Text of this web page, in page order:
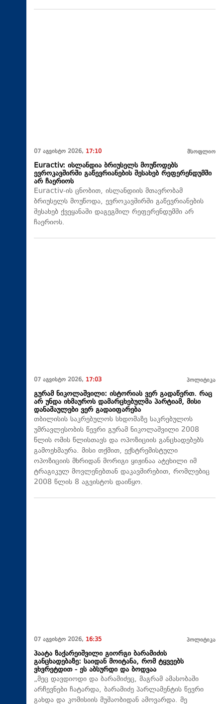
07 აგვისტო 2026, 17:10 მსოფლიო
Euractiv: ისლანდია ბრიუსელს მოუწოდებს
ევროკავშირში გაწევრიანების შესახებ რეფერენდუმში
არ ჩაერიოს
Euractiv-ის ცნობით, ისლანდიის მთავრობამ
ბრიუსელს მოუწოდა, ევროკავშირში გაწევრიანების
შესახებ ქვეყანაში დაგეგმილ რეფერენდუმში არ
ჩაერიოს.
07 აგვისტო 2026, 17:03 პოლიტიკა
გურამ ნიკოლაშვილი: ისტორიას ვერ გადაწერთ. რაც
არ უნდა იხმაუროს დამარცხებულმა პარტიამ, მისი
დანაშაულები ვერ გადაიფარება
თბილისის საკრებულოს სხდომაზე საკრებულოს
უმრავლესობის წევრი გურამ ნიკოლაშვილი 2008
წლის ომის წლისთავს და ოპოზიციის განცხადებებს
გამოეხმაურა. მისი თქმით, ექსტრემისტული
ოპოზიციის მხრიდან მორიგი ყიჟინაა ატეხილი იმ
ტრაგიკულ მოვლენებთან დაკავშირებით, რომლებიც
2008 წლის 8 აგვისტოს დაიწყო.
07 აგვისტო 2026, 16:35 პოლიტიკა
პაატა ზაქარეიშვილი გიორგი ბარამიძის
განცხადებაზე: საიდან მოიტანა, რომ ტყვეებს
ვხვრეტდით - ეს აბსურდი და ბოდვაა
„მეც დავდიოდი და ბარამიძეც, მაგრამ ამასობაში
არჩევნები ჩატარდა, ბარამიძე პარლამენტის წევრი
გახდა და კომისიის მუშაობიდან ამოვარდა. მე